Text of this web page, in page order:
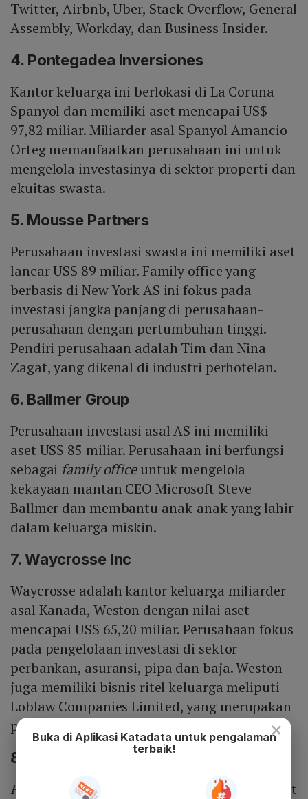
Twitter, Airbnb, Uber, Stack Overflow, General
Assembly, Workday, dan Business Insider.
4. Pontegadea Inversiones
Kantor keluarga ini berlokasi di La Coruna
Spanyol dan memiliki aset mencapai US$
97,82 miliar. Miliarder asal Spanyol Amancio
Orteg memanfaatkan perusahaan ini untuk
mengelola investasinya di sektor properti dan
ekuitas swasta.
5. Mousse Partners
Perusahaan investasi swasta ini memiliki aset
lancar US$ 89 miliar. Family office yang
berbasis di New York AS ini fokus pada
investasi jangka panjang di perusahaan-
perusahaan dengan pertumbuhan tinggi.
Pendiri perusahaan adalah Tim dan Nina
Zagat, yang dikenal di industri perhotelan.
6. Ballmer Group
Perusahaan investasi asal AS ini memiliki
aset US$ 85 miliar. Perusahaan ini berfungsi
sebagai family officeuntuk mengelola
kekayaan mantan CEO Microsoft Steve
Ballmer dan membantu anak-anak yang lahir
dalam keluarga miskin.
7. Waycrosse Inc
Waycrosse adalah kantor keluarga miliarder
asal Kanada, Weston dengan nilai aset
mencapai US$ 65,20 miliar. Perusahaan fokus
pada pengelolaan investasi di sektor
perbankan, asuransi, pipa dan baja. Weston
juga memiliki bisnis ritel keluarga meliputi
Loblaw Companies Limited, yang merupakan
pengecer makanan terbesar di Kanada.
8. Fedesa S.A.M
Family officeini dimiliki oleh produsen coklat
×
Buka di Aplikasi Katadata untuk pengalaman
terbaik!